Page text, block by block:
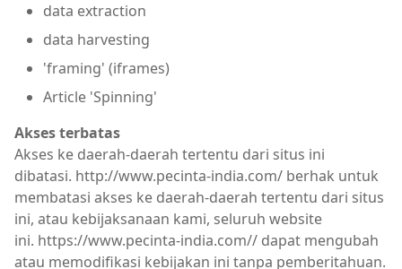
data extraction
data harvesting
'framing' (iframes)
Article 'Spinning'
Akses terbatas
Akses ke daerah-daerah tertentu dari situs ini
dibatasi. http://www.pecinta-india.com/ berhak untuk
membatasi akses ke daerah-daerah tertentu dari situs
ini, atau kebijaksanaan kami, seluruh website
ini. https://www.pecinta-india.com// dapat mengubah
atau memodifikasi kebijakan ini tanpa pemberitahuan.